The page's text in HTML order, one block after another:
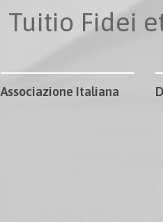
Tuitio Fidei
Associazione Italiana